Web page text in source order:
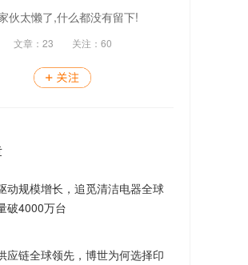
伙太懒了,什么都没有留下!
文章： 23 关注： 60
动规模增长，追觅清洁电器全球
破4000万台
应链全球领先，博世为何选择印